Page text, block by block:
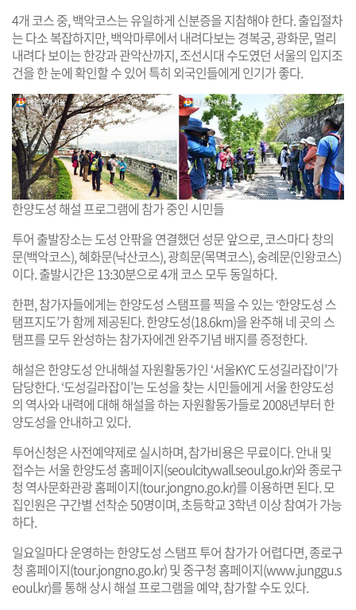
4개 코스 중, 백악코스는 유일하게 신분증을 지참해야 한다. 출입절차
는 다소 복잡하지만, 백악마루에서 내려다보는 경복궁, 광화문, 멀리
내려다 보이는 한강과 관악산까지, 조선시대 수도였던 서울의 입지조
건을 한 눈에 확인할 수 있어 특히 외국인들에게 인기가 좋다.
한양도성 해설 프로그램에 참가 중인 시민들
투어 출발장소는 도성 안팎을 연결했던 성문 앞으로, 코스마다 창의
문(백악코스), 혜화문(낙산코스), 광희문(목멱코스), 숭례문(인왕코스)
이다. 출발시간은 13:30분으로 4개 코스 모두 동일하다.
한편, 참가자들에게는 한양도성 스탬프를 찍을 수 있는 ‘한양도성 스
탬프지도’가 함께 제공된다. 한양도성(18.6km)을 완주해 네 곳의 스
탬프를 모두 완성하는 참가자에겐 완주기념 배지를 증정한다.
해설은 한양도성 안내해설 자원활동가인 ‘서울KYC 도성길라잡이’가
담당한다. ‘도성길라잡이’는 도성을 찾는 시민들에게 서울 한양도성
의 역사와 내력에 대해 해설을 하는 자원활동가들로 2008년부터 한
양도성을 안내하고 있다.
투어신청은 사전예약제로 실시하며, 참가비용은 무료이다. 안내 및
접수는 서울 한양도성 홈페이지(seoulcitywall.seoul.go.kr)와 종로구
청 역사문화관광 홈페이지(tour.jongno.go.kr)를 이용하면 된다. 모
집인원은 구간별 선착순 50명이며, 초등학교 3학년 이상 참여가 가능
하다.
일요일마다 운영하는 한양도성 스탬프 투어 참가가 어렵다면, 종로구
청 홈페이지(tour.jongno.go.kr) 및 중구청 홈페이지(www.junggu.s
eoul.kr)를 통해 상시 해설 프로그램을 예약, 참가할 수도 있다.